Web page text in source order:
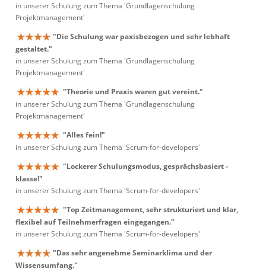
in unserer Schulung zum Thema 'Grundlagenschulung
Projektmanagement'
"Die Schulung war paxisbezogen und sehr lebhaft
gestaltet."
in unserer Schulung zum Thema 'Grundlagenschulung
Projektmanagement'
"Theorie und Praxis waren gut vereint."
in unserer Schulung zum Thema 'Grundlagenschulung
Projektmanagement'
"Alles fein!"
in unserer Schulung zum Thema 'Scrum-for-developers'
"Lockerer Schulungsmodus, gesprächsbasiert -
klasse!"
in unserer Schulung zum Thema 'Scrum-for-developers'
"Top Zeitmanagement, sehr strukturiert und klar,
flexibel auf Teilnehmerfragen eingegangen."
in unserer Schulung zum Thema 'Scrum-for-developers'
"Das sehr angenehme Seminarklima und der
Wissensumfang."